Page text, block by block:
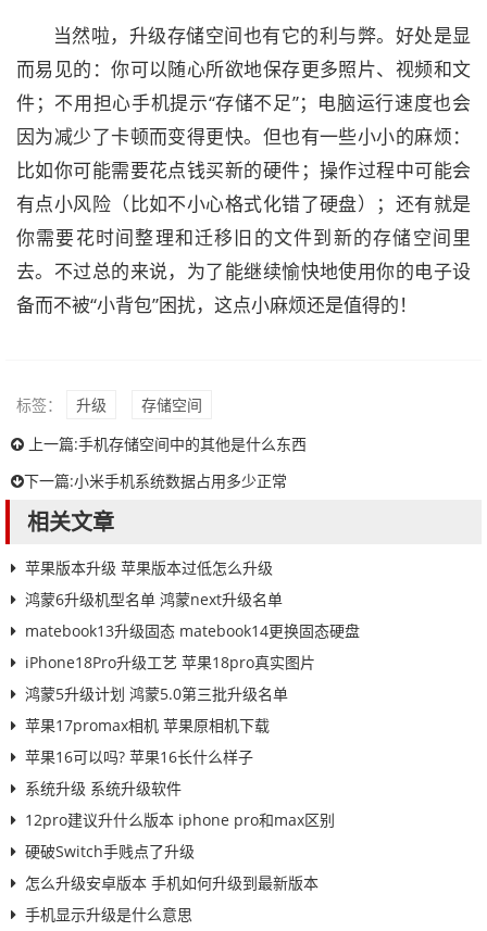
当然啦，升级存储空间也有它的利与弊。好处是显
而易见的：你可以随心所欲地保存更多照片、视频和文
件；不用担心手机提示“存储不足”；电脑运行速度也会
因为减少了卡顿而变得更快。但也有一些小小的麻烦：
比如你可能需要花点钱买新的硬件；操作过程中可能会
有点小风险（比如不小心格式化错了硬盘）；还有就是
你需要花时间整理和迁移旧的文件到新的存储空间里
去。不过总的来说，为了能继续愉快地使用你的电子设
备而不被“小背包”困扰，这点小麻烦还是值得的！
标签： 升级
存储空间
上一篇:手机存储空间中的其他是什么东西
下一篇:小米手机系统数据占用多少正常
相关文章
苹果版本升级 苹果版本过低怎么升级
鸿蒙6升级机型名单 鸿蒙next升级名单
matebook13升级固态 matebook14更换固态硬盘
iPhone18Pro升级工艺 苹果18pro真实图片
鸿蒙5升级计划 鸿蒙5.0第三批升级名单
苹果17promax相机 苹果原相机下载
苹果16可以吗? 苹果16长什么样子
系统升级 系统升级软件
12pro建议升什么版本 iphone pro和max区别
硬破Switch手贱点了升级
怎么升级安卓版本 手机如何升级到最新版本
手机显示升级是什么意思